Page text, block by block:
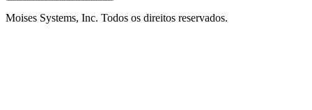
Moises Systems, Inc. Todos os direitos reservados.